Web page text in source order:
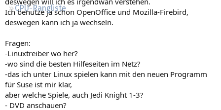
CPU-Rangliste
Ich benutze ja schon OpenOffice und Mozilla-Firebird,
deswegen kann ich ja wechseln.
Fragen:
-Linuxtreiber wo her?
-wo sind die besten Hilfeseiten im Netz?
-das ich unter Linux spielen kann mit den neuen Programm
für Suse ist mir klar,
aber welche Spiele, auch Jedi Knight 1-3?
- DVD anschauen?